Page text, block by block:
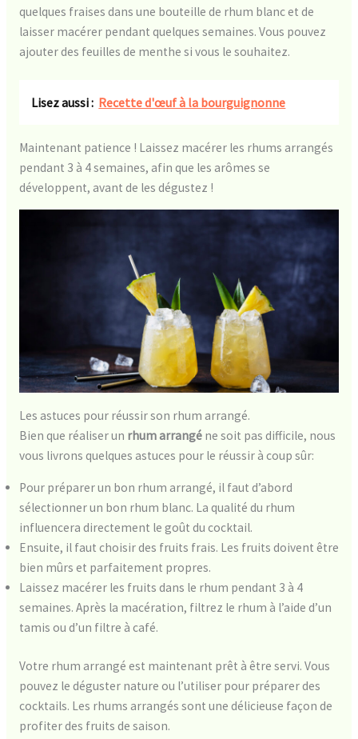
quelques fraises dans une bouteille de rhum blanc et de
laisser macérer pendant quelques semaines. Vous pouvez
ajouter des feuilles de menthe si vous le souhaitez.
Lisez aussi : Recette d'œuf à la bourguignonne
Maintenant patience ! Laissez macérer les rhums arrangés
pendant 3 à 4 semaines, afin que les arômes se
développent, avant de les dégustez !
Les astuces pour réussir son rhum arrangé.
Bien que réaliser un rhum arrangé ne soit pas difficile, nous
vous livrons quelques astuces pour le réussir à coup sûr:
Pour préparer un bon rhum arrangé, il faut d’abord
sélectionner un bon rhum blanc. La qualité du rhum
influencera directement le goût du cocktail.
Ensuite, il faut choisir des fruits frais. Les fruits doivent être
bien mûrs et parfaitement propres.
Laissez macérer les fruits dans le rhum pendant 3 à 4
semaines. Après la macération, filtrez le rhum à l’aide d’un
tamis ou d’un filtre à café.
Votre rhum arrangé est maintenant prêt à être servi. Vous
pouvez le déguster nature ou l’utiliser pour préparer des
cocktails. Les rhums arrangés sont une délicieuse façon de
profiter des fruits de saison.